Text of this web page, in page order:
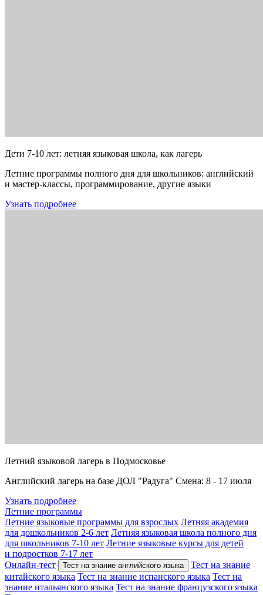
Дети 7-10 лет: летняя языковая школа, как лагерь
Летние программы полного дня для школьников: английский
и мастер-классы, программирование, другие языки
Узнать подробнее
Летний языковой лагерь в Подмосковье
Английский лагерь на базе ДОЛ "Радуга" Смена: 8 - 17 июля
Узнать подробнее
Летние программы
Летние языковые программы для взрослых Летняя академия
для дошкольников 2-6 лет Летняя языковая школа полного дня
для школьников 7-10 лет Летние языковые курсы для детей
и подростков 7-17 лет
Онлайн-тест
Тест на знание английского языка
Тест на знание
китайского языка Тест на знание испанского языка Тест на
знание итальянского языка Тест на знание французского языка